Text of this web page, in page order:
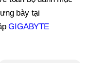
bày tại
GIGABYTE